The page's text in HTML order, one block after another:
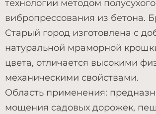
технологии методом полусухого
вибропрессования из бетона.
Старый город изготовлена с
натуральной мраморной
цвета, отличается высокими
механическими свойствами.
Область применения:
мощения садовых дорожек,